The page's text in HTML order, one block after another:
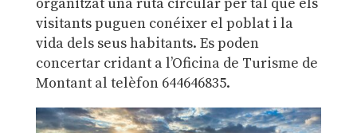
organitzat una ruta circular per tal que els
visitants puguen conéixer el poblat i la
vida dels seus habitants. Es poden
concertar cridant a l’Oficina de Turisme de
Montant al telèfon 644646835.